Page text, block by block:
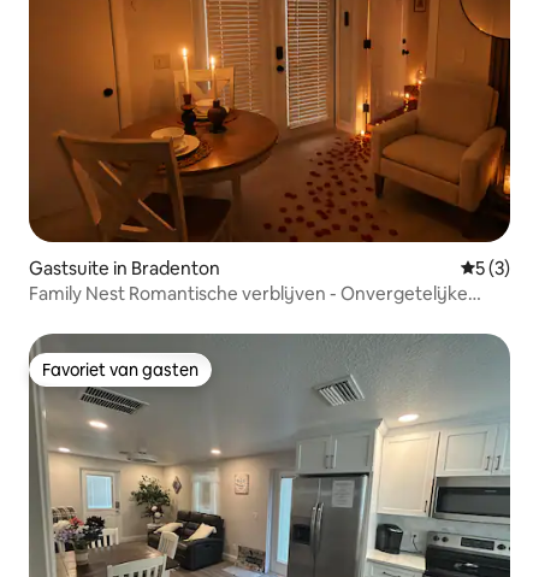
Gastsuite in Bradenton
5 (3)
Family Nest Romantische verblijven - Onvergetelijke
Favoriet van gasten
Favoriet van gasten